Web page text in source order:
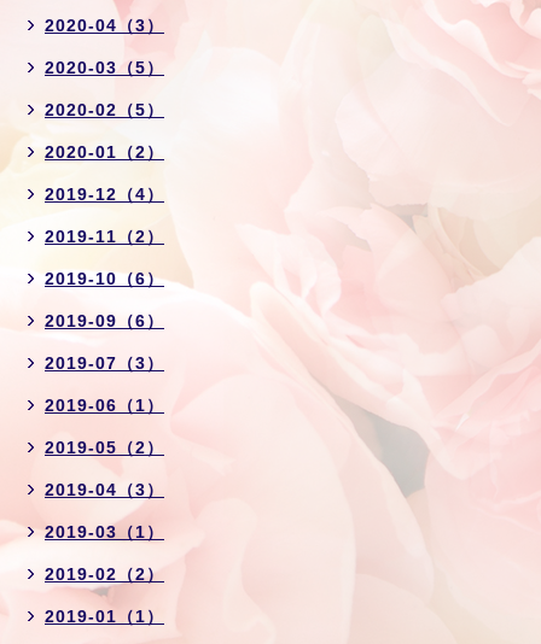
2020-04（3）
2020-03（5）
2020-02（5）
2020-01（2）
2019-12（4）
2019-11（2）
2019-10（6）
2019-09（6）
2019-07（3）
2019-06（1）
2019-05（2）
2019-04（3）
2019-03（1）
2019-02（2）
2019-01（1）